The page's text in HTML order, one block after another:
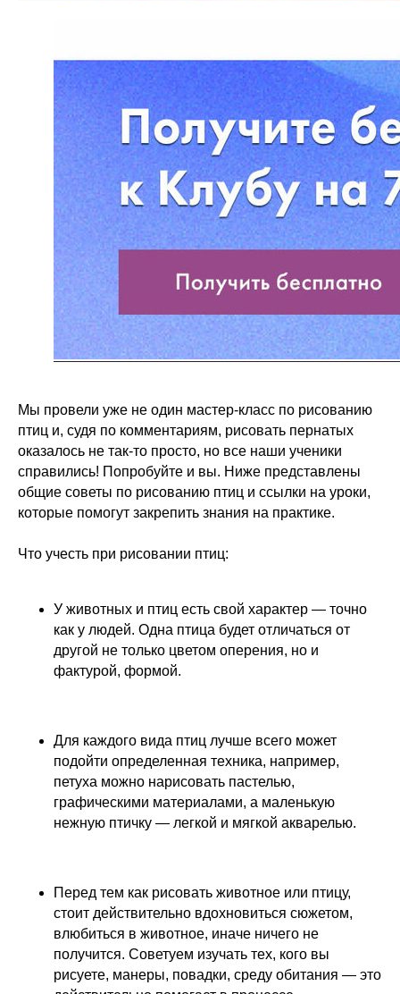
Мы провели уже не один мастер-класс по рисованию
птиц и, судя по комментариям, рисовать пернатых
оказалось не так-то просто, но все наши ученики
справились! Попробуйте и вы. Ниже представлены
общие советы по рисованию птиц и ссылки на уроки,
которые помогут закрепить знания на практике.
Что учесть при рисовании птиц:
У животных и птиц есть свой характер — точно
как у людей. Одна птица будет отличаться от
другой не только цветом оперения, но и
фактурой, формой.
Для каждого вида птиц лучше всего может
подойти определенная техника, например,
петуха можно нарисовать пастелью,
графическими материалами, а маленькую
нежную птичку — легкой и мягкой акварелью.
Перед тем как рисовать животное или птицу,
стоит действительно вдохновиться сюжетом,
влюбиться в животное, иначе ничего не
получится. Советуем изучать тех, кого вы
рисуете, манеры, повадки, среду обитания — это